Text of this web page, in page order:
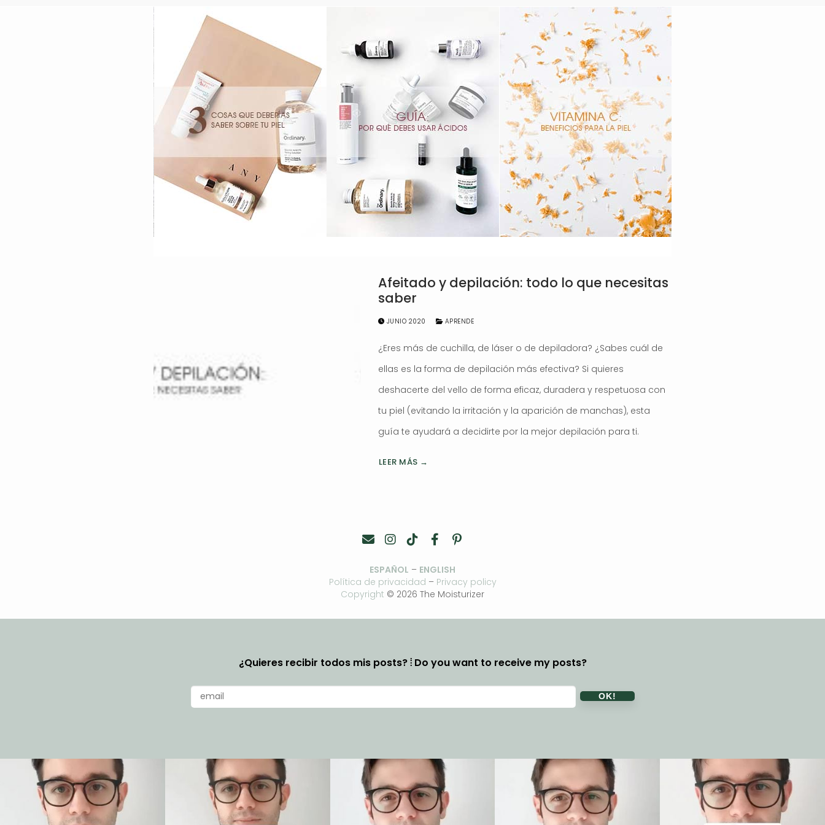
Afeitado y depilación: todo lo que necesitas
saber
JUNIO 2020 APRENDE
¿Eres más de cuchilla, de láser o de depiladora? ¿Sabes cuál de
ellas es la forma de depilación más efectiva? Si quieres
deshacerte del vello de forma eficaz, duradera y respetuosa con
tu piel (evitando la irritación y la aparición de manchas), esta
guía te ayudará a decidirte por la mejor depilación para ti.
LEER MÁS →
ESPAÑOL – ENGLISH
Política de privacidad – Privacy policy
Copyright © 2026 The Moisturizer
¿Quieres recibir todos mis posts? ⦙ Do you want to receive my posts?